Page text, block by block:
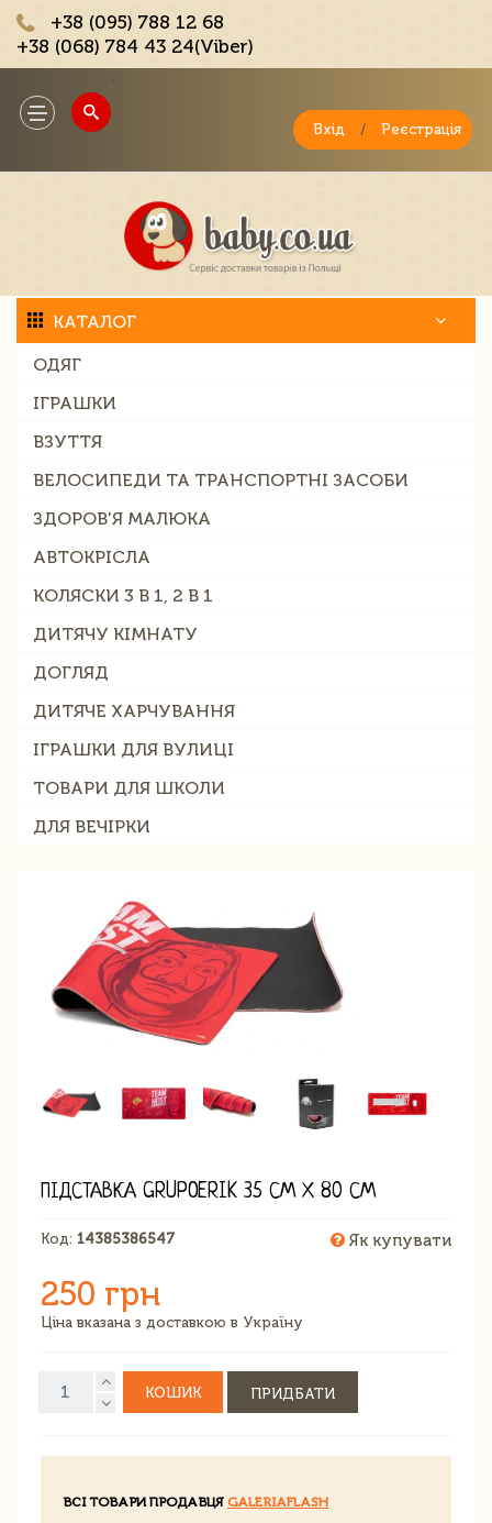
+38 (095) 788 12 68
+38 (068) 784 43 24(Viber)
Toggle
navigation
Вхід / Реєстрація
КАТАЛОГ
ОДЯГ
ІГРАШКИ
ВЗУТТЯ
ВЕЛОСИПЕДИ ТА ТРАНСПОРТНІ ЗАСОБИ
ЗДОРОВ'Я МАЛЮКА
АВТОКРІСЛА
КОЛЯСКИ 3 В 1, 2 В 1
ДИТЯЧУ КІМНАТУ
ДОГЛЯД
ДИТЯЧЕ ХАРЧУВАННЯ
ІГРАШКИ ДЛЯ ВУЛИЦІ
ТОВАРИ ДЛЯ ШКОЛИ
ДЛЯ ВЕЧІРКИ
ПІДСТАВКА GRUPOERIK 35 СМ Х 80 СМ
Код: 14385386547 Як купувати
250 грн
Ціна вказана з доставкою в Україну
КОШИК ПРИДБАТИ
ВСІ ТОВАРИ ПРОДАВЦЯ GALERIAFLASH